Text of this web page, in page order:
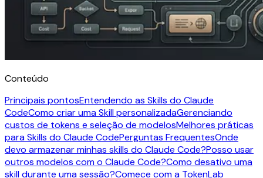
Conteúdo
Principais pontosEntendendo as Skills do Claude
CodeComo criar uma Skill personalizadaGerenciando
custos de tokens e seleção de modelosMelhores práticas
para Skills do Claude CodePerguntas FrequentesOnde
devo armazenar minhas skills do Claude Code?Posso usar
outros modelos com o Claude Code?Como desativo uma
skill durante uma sessão?Comece com a TokenLab